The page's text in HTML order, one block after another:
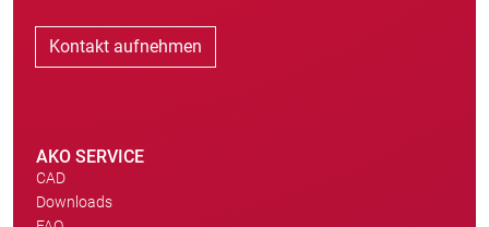
Kontakt aufnehmen
AKO SERVICE
CAD
Downloads